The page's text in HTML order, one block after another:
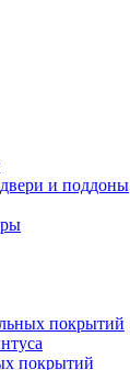
и поддоны
покрытий
покрытий